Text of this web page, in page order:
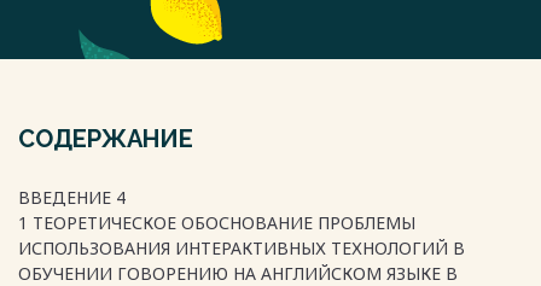
СОДЕРЖАНИЕ
ВВЕДЕНИЕ 4
1 ТЕОРЕТИЧЕСКОЕ ОБОСНОВАНИЕ ПРОБЛЕМЫ
ИСПОЛЬЗОВАНИЯ ИНТЕРАКТИВНЫХ ТЕХНОЛОГИЙ В
ОБУЧЕНИИ ГОВОРЕНИЮ НА АНГЛИЙСКОМ ЯЗЫКЕ В